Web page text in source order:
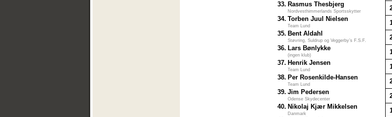
33. Rasmus Thesbjerg
Nordvesthimmerlands Sportsskytter
34. Torben Juul Nielsen
Team Lund
35. Bent Aldahl
Støvring, Suldrup og Veggerby’s F.S.F.
36. Lars Bønlykke
(ingen klub)
37. Henrik Jensen
Team Lund
38. Per Rosenkilde-Hansen
Team Lund
39. Jim Pedersen
Odense Skydecenter
40. Nikolaj Kjær Mikkelsen
Danmark